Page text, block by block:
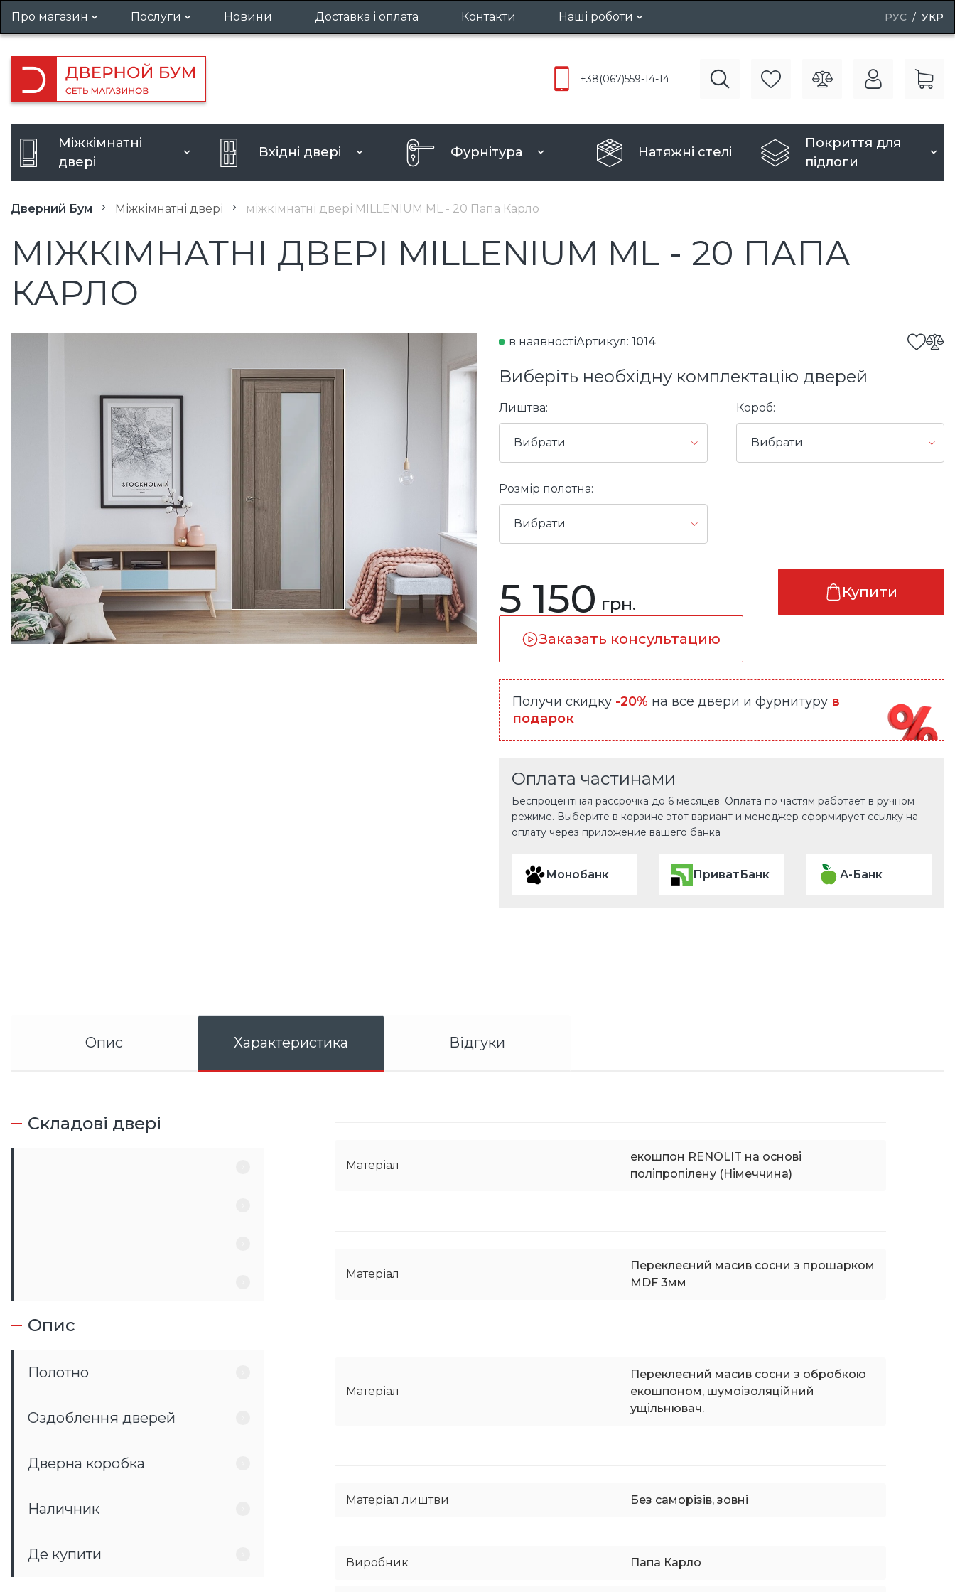
РУС УКР
Про магазин
Гарантія та повернення
Вакансії
Кредит
Послуги
Установка дверей
Виклик замірника
Посилення дверного отвору
Розширення дверного отвору
Новини Доставка і оплата Контакти Наші роботи
+38(067)559-14-14
Міжкімнатні
двері
Вхідні двері Фурнітура Натяжні стелі
Покриття для
підлоги
Дверний Бум Міжкімнатні двері міжкімнатні двері MILLENIUM ML - 20 Папа Карло
МІЖКІМНАТНІ ДВЕРІ MILLENIUM ML - 20 ПАПА
КАРЛО
в наявностіАртикул: 1014
Виберіть необхідну комплектацію дверей
Лиштва:
Вибрати
Короб:
Вибрати
Розмір полотна:
Вибрати
5 150 грн.
Купити
Заказать консультацию
Получи скидку -20% на все двери и фурнитуру в
подарок
Оплата частинами
Беспроцентная рассрочка до 6 месяцев. Оплата по частям работает в ручном
режиме. Выберите в корзине этот вариант и менеджер сформирует ссылку на
оплату через приложение вашего банка
Монобанк ПриватБанк А-Банк
Опис Характеристика Відгуки
Складові двері
Опис
Полотно
Оздоблення дверей
Дверна коробка
Наличник
Де купити
Матеріал
екошпон RENOLIT на основі
поліпропілену (Німеччина)
Матеріал
Переклеєний масив сосни з прошарком
MDF 3мм
Матеріал
Переклеєний масив сосни з обробкою
екошпоном, шумоізоляційний
ущільнювач.
Матеріал лиштви Без саморізів, зовні
Виробник Папа Карло